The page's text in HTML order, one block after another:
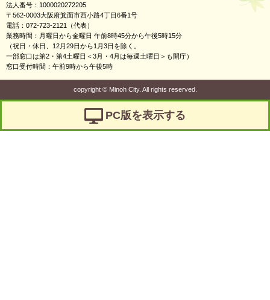
法人番号：1000020272205
〒562-0003大阪府箕面市西小路4丁目6番1号
電話：072-723-2121（代表）
業務時間：月曜日から金曜日 午前8時45分から午後5時15分
（祝日・休日、12月29日から1月3日を除く。
一部窓口は第2・第4土曜日＜3月・4月は毎週土曜日＞も開庁）
窓口受付時間：午前9時から午後5時
copyright ©Minoh City. All rights reserved.
PC版を表示する